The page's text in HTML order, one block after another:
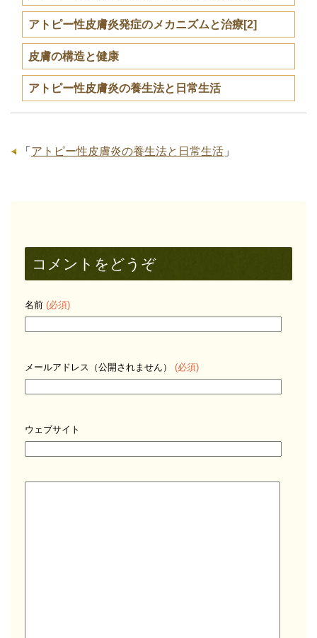
アトピー性皮膚炎発症のメカニズムと治療[2]
皮膚の構造と健康
アトピー性皮膚炎の養生法と日常生活
「 アトピー性皮膚炎の養生法と日常生活 」
コメントをどうぞ
名前 (必須)
メールアドレス（公開されません） (必須)
ウェブサイト